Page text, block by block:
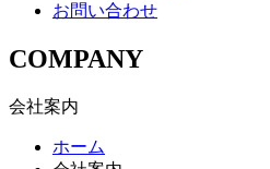
お問い合わせ
COMPANY
会社案内
ホーム